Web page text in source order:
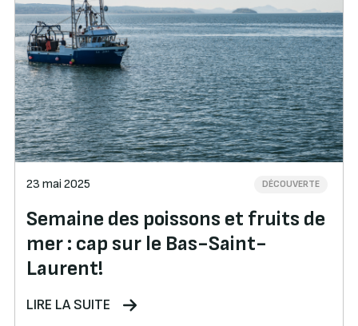
23 mai 2025 DÉCOUVERTE
Semaine des poissons et fruits de
mer : cap sur le Bas-Saint-
Laurent!
LIRE LA SUITE